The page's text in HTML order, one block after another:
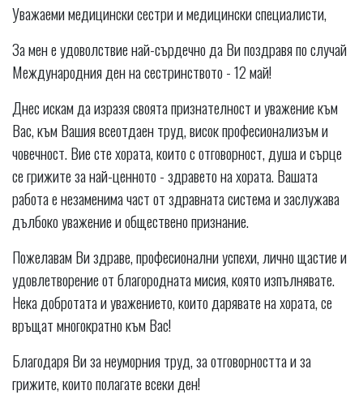
Уважаеми медицински сестри и медицински специалисти,
За мен е удоволствие най-сърдечно да Ви поздравя по случай
Международния ден на сестринството - 12 май!
Днес искам да изразя своята признателност и уважение към
Вас, към Вашия всеотдаен труд, висок професионализъм и
човечност. Вие сте хората, които с отговорност, душа и сърце
се грижите за най-ценното - здравето на хората. Вашата
работа е незаменима част от здравната система и заслужава
дълбоко уважение и обществено признание.
Пожелавам Ви здраве, професионални успехи, лично щастие и
удовлетворение от благородната мисия, която изпълнявате.
Нека добротата и уважението, които дарявате на хората, се
връщат многократно към Вас!
Благодаря Ви за неуморния труд, за отговорността и за
грижите, които полагате всеки ден!